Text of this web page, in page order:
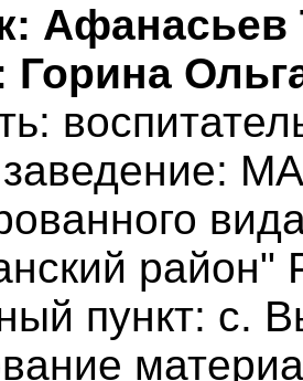
Горина
район"
пункт: с.